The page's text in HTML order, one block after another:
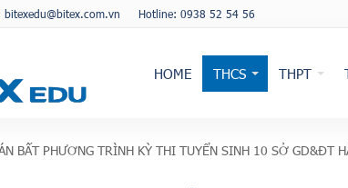
bitexedu@bitex.com.vn Hotline: 0938 52 54 56
HOME THCS THPT
BẤT PHƯƠNG TRÌNH KỲ THI TUYỂN SINH 10 SỞ GD&ĐT